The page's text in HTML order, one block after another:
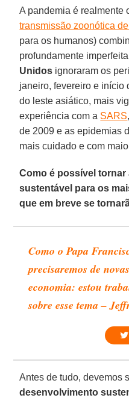
A pandemia é realmente
transmissão zoonótica
para os humanos)
profundamente
Unidos ignoraram os
janeiro, fevereiro e início
do leste asiático, mais
experiência com a SARS
de 2009 e as epidemias
mais cuidado e com
Como é possível tornar
sustentável para os
que em breve se
Como o Papa
precisaremos de
economia: estou
sobre esse tema –
Antes de tudo, devemos
desenvolvimento